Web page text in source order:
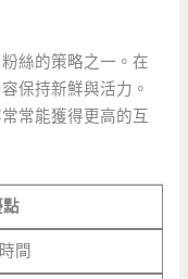
絲的策略之一。在
保持新鮮與活力。
常能獲得更高的互
點
間